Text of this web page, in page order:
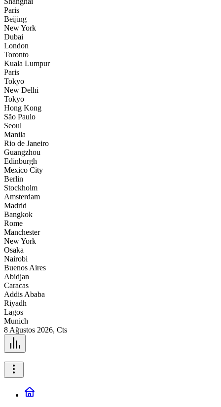
Paris
Beijing
New York
Dubai
London
Toronto
Kuala Lumpur
Paris
Tokyo
New Delhi
Tokyo
Hong Kong
São Paulo
Seoul
Manila
Rio de Janeiro
Guangzhou
Edinburgh
Mexico City
Berlin
Stockholm
Amsterdam
Madrid
Bangkok
Rome
Manchester
New York
Osaka
Nairobi
Buenos Aires
Abidjan
Caracas
Addis Ababa
Riyadh
Lagos
Munich
8 Ağustos 2026, Cts